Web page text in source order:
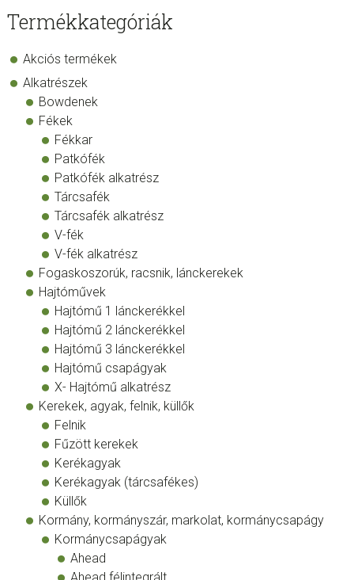
Termékkategóriák
Akciós termékek
Alkatrészek
Bowdenek
Fékek
Fékkar
Patkófék
Patkófék alkatrész
Tárcsafék
Tárcsafék alkatrész
V-fék
V-fék alkatrész
Fogaskoszorúk, racsnik, lánckerekek
Hajtóművek
Hajtómű 1 lánckerékkel
Hajtómű 2 lánckerékkel
Hajtómű 3 lánckerékkel
Hajtómű csapágyak
X- Hajtómű alkatrész
Kerekek, agyak, felnik, küllők
Felnik
Fűzött kerekek
Kerékagyak
Kerékagyak (tárcsafékes)
Küllők
Kormány, kormányszár, markolat, kormánycsapágy
Kormánycsapágyak
Ahead